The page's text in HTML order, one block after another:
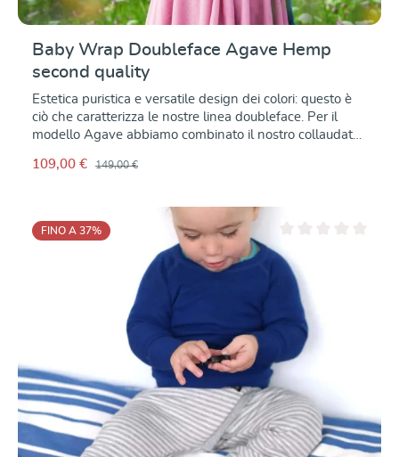
Baby Wrap Doubleface Agave Hemp
second quality
Estetica puristica e versatile design dei colori: questo è
ciò che caratterizza le nostre linea doubleface. Per il
modello Agave abbiamo combinato il nostro collaudato
nella trama. Il la trama doubleface mette in evidenza il
canapa gialla dall'altro. tessuto leggero con un tocco
estivo. Anche in questo in misto cotone e canapa, il
tessuto doubleface è solido e mantiene il suo mantiene
la sua forma e ha una sensazione piacevole al tatto.
Nella diagonale in diagonale, è così elastica da adattarsi
alla forma del corpo e alla forma desiderata. e l'intreccio
desiderato, filo per filo. Il tuo piccolo o il bambino di
grandi dimensioni è saldamente supportato e tenuto in
sicurezza in tutti i e saldamente in ogni posizione di
trasporto. Piacevole, soprattutto nelle ore più calde nei
mesi più caldi dell'anno, il sistema di regolazione
dell'umidità e del calore Il leggero Doubleface Agave
rimane quindi comodo da indossare anche quando fa
più caldo. Inizialmente, i panni di canapa sono canapa
109,00 € 149,00 €
FINO A 37%
Valutazione media di